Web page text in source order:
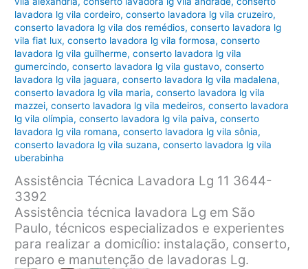
lavadora lg vila cordeiro,conserto lavadora lg vila cruzeiro,
conserto lavadora lg vila dos remédios,conserto lavadora lg
vila fiat lux,conserto lavadora lg vila formosa,conserto
lavadora lg vila guilherme,conserto lavadora lg vila
gumercindo,conserto lavadora lg vila gustavo,conserto
lavadora lg vila jaguara,conserto lavadora lg vila madalena,
conserto lavadora lg vila maria,conserto lavadora lg vila
mazzei,conserto lavadora lg vila medeiros,conserto lavadora
lg vila olímpia,conserto lavadora lg vila paiva,conserto
lavadora lg vila romana,conserto lavadora lg vila sônia,
conserto lavadora lg vila suzana,conserto lavadora lg vila
uberabinha
Assistência Técnica Lavadora Lg 11 3644-
3392
Assistência técnica lavadora Lg em São
Paulo, técnicos especializados e experientes
para realizar a domicílio: instalação, conserto,
reparo e manutenção de lavadoras Lg.